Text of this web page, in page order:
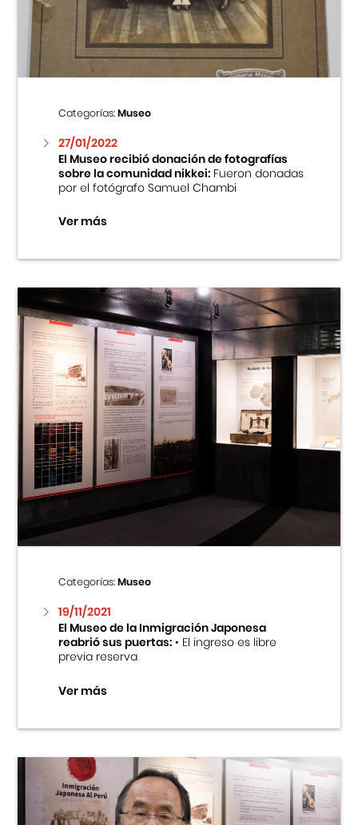
Centro Cultural Peruano Japonés
Museo de la Inmigración Japonesa
Fondo Editorial
Teatro Peruano Japonés
Categorías:Museo
27/01/2022
El Museo recibió donación de fotografías
sobre la comunidad nikkei:Fueron donadas
por el fotógrafo Samuel Chambi
Ver más
Categorías:Museo
19/11/2021
El Museo de la Inmigración Japonesa
reabrió sus puertas:• El ingreso es libre
previa reserva
Ver más